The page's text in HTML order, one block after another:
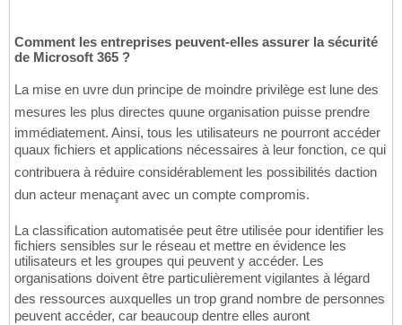
Comment les entreprises peuvent-elles assurer la sécurité
de Microsoft 365 ?
La mise en uvre dun principe de moindre privilège est lune des
mesures les plus directes quune organisation puisse prendre
immédiatement. Ainsi, tous les utilisateurs ne pourront accéder
quaux fichiers et applications nécessaires à leur fonction, ce qui
contribuera à réduire considérablement les possibilités daction
dun acteur menaçant avec un compte compromis.
La classification automatisée peut être utilisée pour identifier les
fichiers sensibles sur le réseau et mettre en évidence les
utilisateurs et les groupes qui peuvent y accéder. Les
organisations doivent être particulièrement vigilantes à légard
des ressources auxquelles un trop grand nombre de personnes
peuvent accéder, car beaucoup dentre elles auront